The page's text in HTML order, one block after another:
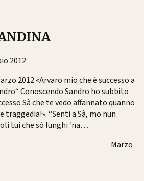
2012
2012 «Arvaro mio che è successo a
Conoscendo Sandro ho subbito
Sà che te vedo affannato quanno
traggedia!». “Senti a Sà, mo nun
tui che sò lunghi ‘na…
VANDINA Marzo